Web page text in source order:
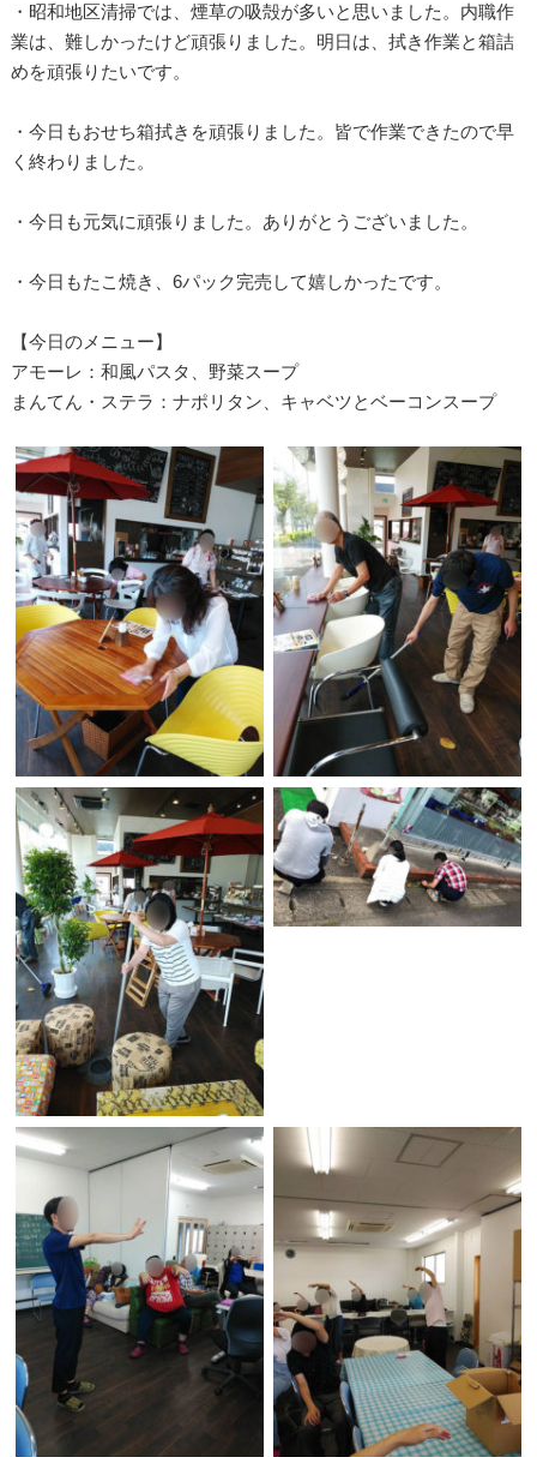
・昭和地区清掃では、煙草の吸殻が多いと思いました。内職作
業は、難しかったけど頑張りました。明日は、拭き作業と箱詰
めを頑張りたいです。
・今日もおせち箱拭きを頑張りました。皆で作業できたので早
く終わりました。
・今日も元気に頑張りました。ありがとうございました。
・今日もたこ焼き、6パック完売して嬉しかったです。
【今日のメニュー】
アモーレ：和風パスタ、野菜スープ
まんてん・ステラ：ナポリタン、キャベツとベーコンスープ